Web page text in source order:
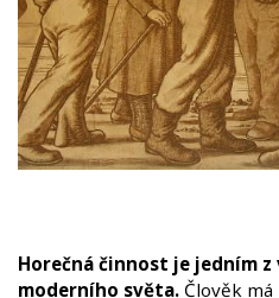
Horečná činnost je jedním z
moderního světa. Člověk